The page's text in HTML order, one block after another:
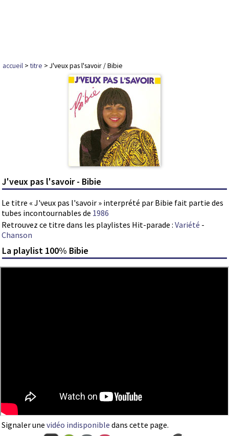
accueil >titre > J'veux pas l'savoir / Bibie
J'veux pas l'savoir - Bibie
Le titre « J'veux pas l'savoir » interprété par Bibie fait partie des
tubes incontournables de 1986
Retrouvez ce titre dans les playlistes Hit-parade : Variété -
Chanson
La playlist 100% Bibie
Signaler une vidéo indisponible dans cette page.